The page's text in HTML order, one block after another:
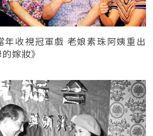
年收視冠軍戲 老娘素珠阿姨重出
嫁妝》